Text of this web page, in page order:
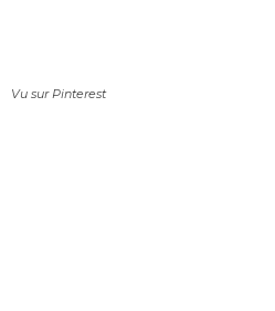
Vu sur Pinterest